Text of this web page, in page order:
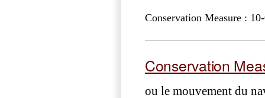
Conservation Measure :
Conservation
ou le mouvement du